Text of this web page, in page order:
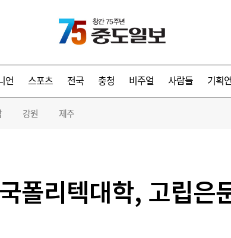
언 스포츠 전국 충청 비주얼 사람들 기획
강원 제주
폴리텍대학, 고립은